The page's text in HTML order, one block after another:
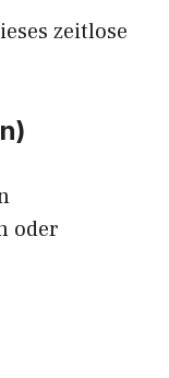
zeitlose
oder